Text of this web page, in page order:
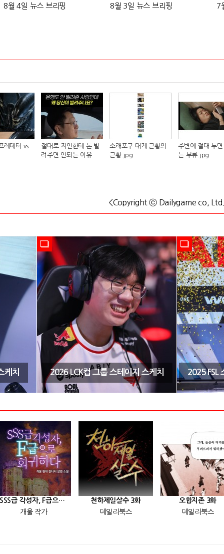
8월 4일 뉴스 브리핑 8월 3일 뉴스 브리핑 7
레데터 vs
절대로 지인한테 돈 빌
려주면 안되는 이유
소래포구 대게 근황의
근황.jpg
주변에 절대 두면
는 부류.jpg
<Copyright ⓒ Dailygame co, Ltd.
케치
2026 LCK컵 그룹 스테이지 스케치 2025 FSL
[SSS급 각성자, F급으로 회귀하다] 25화
개울 작가
천하제일살수 3화
데일리북스
오합지존 3화
데일리북스